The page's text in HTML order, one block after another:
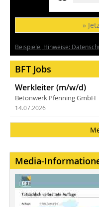
»
Beispiele, Hinweise:
BFT Jobs
Werkleiter (m/w/d)
Betonwerk Pfenning GmbH
14.07.2026
Media-